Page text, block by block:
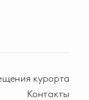
курорта
Контакты